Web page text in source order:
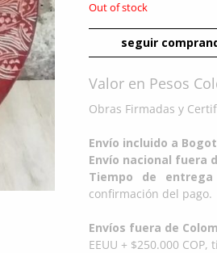
Out of stock
seguir
Valor en Pesos
Obras Firmadas y
Envío incluido a
Envío nacional fuera
Tiempo de entrega
confirmación del pago.
Envíos fuera de
EEUU + $250.000